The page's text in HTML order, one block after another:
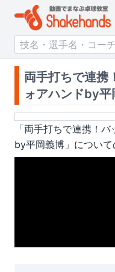
両手打ちで連携
ォアハンドby平
「両手打ちで連携！バ
by平岡義博 」について